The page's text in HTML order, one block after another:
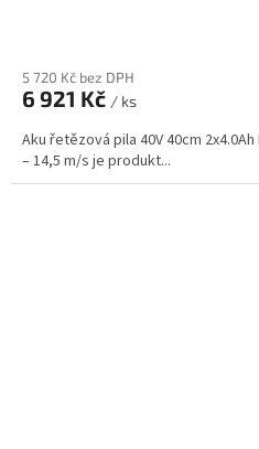
5 720 Kč bez DPH
6 921 Kč / ks
Aku řetězová pila 40V 40cm 2x4.0Ah
– 14,5 m/s je produkt...